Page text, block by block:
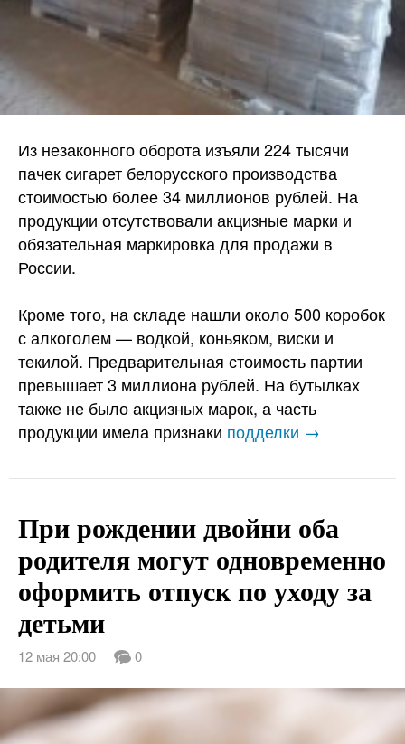
Из незаконного оборота изъяли 224 тысячи
пачек сигарет белорусского производства
стоимостью более 34 миллионов рублей. На
продукции отсутствовали акцизные марки и
обязательная маркировка для продажи в
России.
Кроме того, на складе нашли около 500 коробок
с алкоголем — водкой, коньяком, виски и
текилой. Предварительная стоимость партии
превышает 3 миллиона рублей. На бутылках
также не было акцизных марок, а часть
продукции имела признаки подделки →
При рождении двойни оба
родителя могут одновременно
оформить отпуск по уходу за
детьми
12 мая 20:00 0